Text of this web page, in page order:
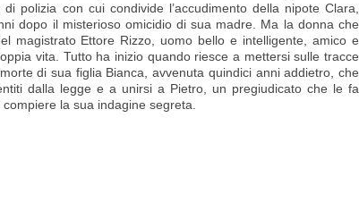
polizia con cui condivide l’accudimento della nipote Clara,
dopo il misterioso omicidio di sua madre. Ma la donna che
magistrato Ettore Rizzo, uomo bello e intelligente, amico e
vita. Tutto ha inizio quando riesce a mettersi sulle tracce
di sua figlia Bianca, avvenuta quindici anni addietro, che
dalla legge e a unirsi a Pietro, un pregiudicato che le fa
la sua indagine segreta.